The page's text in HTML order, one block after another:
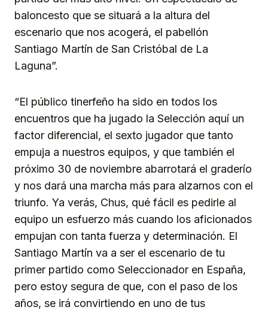
baloncesto que se situará a la altura del
escenario que nos acogerá, el pabellón
Santiago Martín de San Cristóbal de La
Laguna”.
“El público tinerfeño ha sido en todos los
encuentros que ha jugado la Selección aquí un
factor diferencial, el sexto jugador que tanto
empuja a nuestros equipos, y que también el
próximo 30 de noviembre abarrotará el graderío
y nos dará una marcha más para alzarnos con el
triunfo. Ya verás, Chus, qué fácil es pedirle al
equipo un esfuerzo más cuando los aficionados
empujan con tanta fuerza y determinación. El
Santiago Martín va a ser el escenario de tu
primer partido como Seleccionador en España,
pero estoy segura de que, con el paso de los
años, se irá convirtiendo en uno de tus